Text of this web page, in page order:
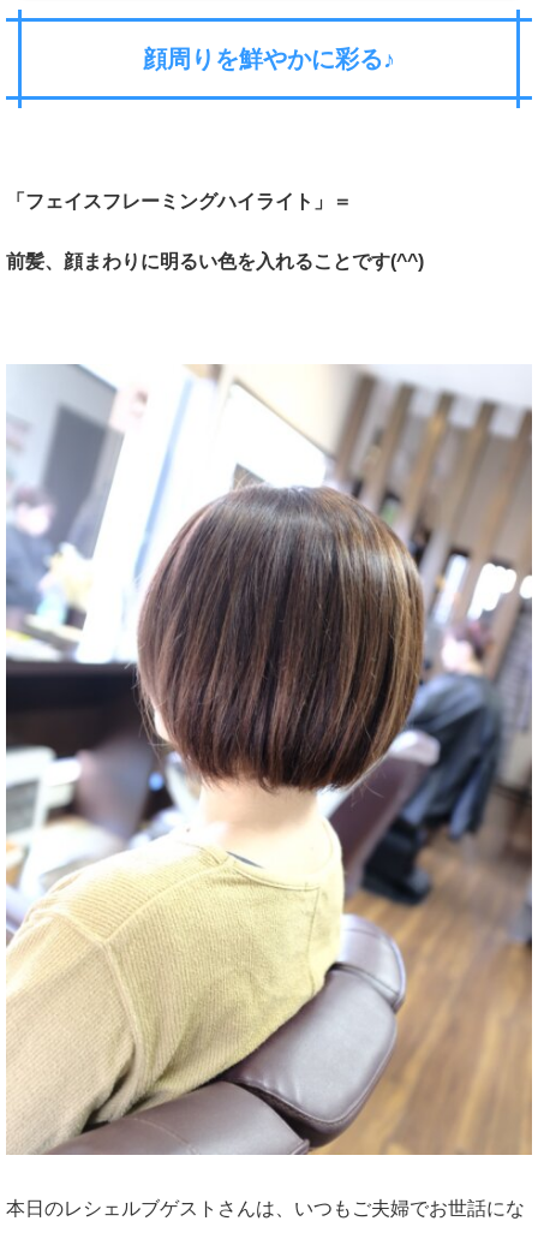
顔周りを鮮やかに彩る♪
「フェイスフレーミングハイライト」＝
前髪、顔まわりに明るい色を入れることです(^^)
本日のレシェルブゲストさんは、いつもご夫婦でお世話にな